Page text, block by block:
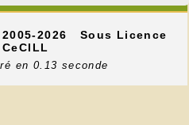
2026
Sous Licence
en 0.13 seconde